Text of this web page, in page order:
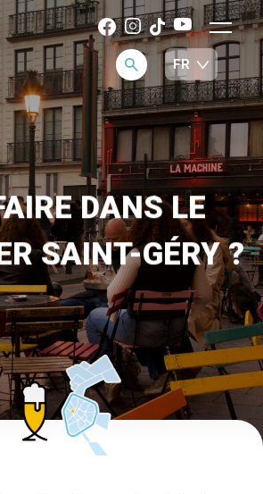
DANS LE
SAINT-GÉRY ?